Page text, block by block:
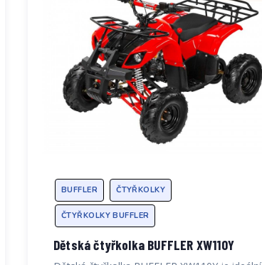
BUFFLER ČTYŘKOLKY
ČTYŘKOLKY BUFFLER
Dětská čtyřkolka BUFFLER XW110Y